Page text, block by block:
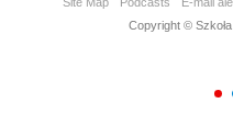
Copyright ©